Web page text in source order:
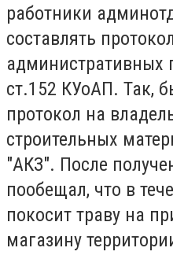
работники
составлять
административных
ст.152 КУоАП. Так,
протокол на
строительных
"АКЗ". После
пообещал, что в
покосит траву на
магазину